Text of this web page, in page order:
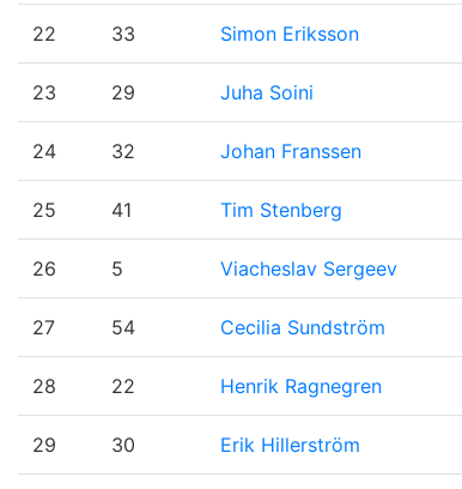
22 33 Simon Eriksson
23 29 Juha Soini
24 32 Johan Franssen
25 41 Tim Stenberg
26 5 Viacheslav Sergeev
27 54 Cecilia Sundström
28 22 Henrik Ragnegren
29 30 Erik Hillerström